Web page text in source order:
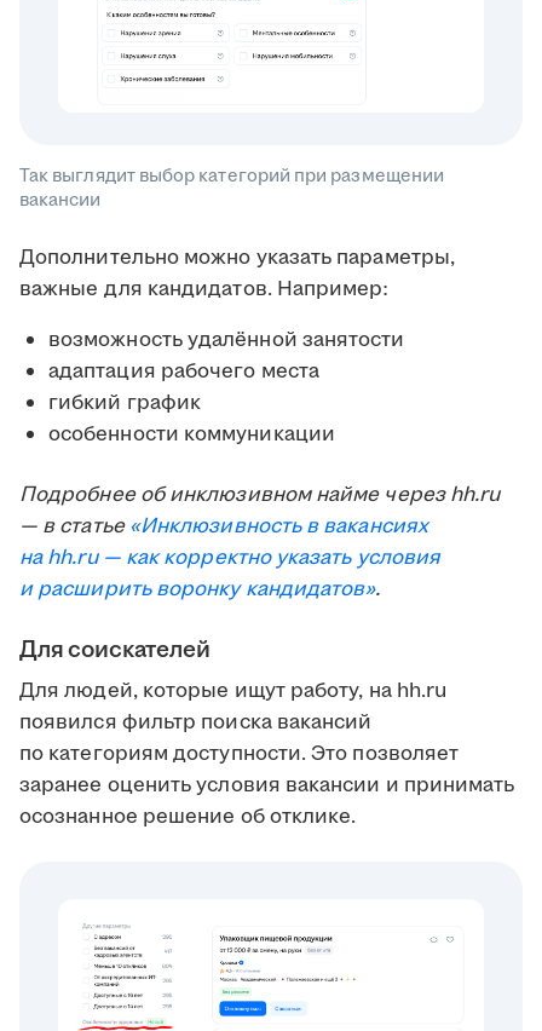
Так выглядит выбор категорий при размещении
вакансии
Дополнительно можно указать параметры,
важные для кандидатов. Например:
возможность удалённой занятости
адаптация рабочего места
гибкий график
особенности коммуникации
Подробнее об инклюзивном найме через hh.ru
— в статье«Инклюзивность в вакансиях
на hh.ru — как корректно указать условия
и расширить воронку кандидатов».
Для соискателей
Для людей, которые ищут работу, на hh.ru
появился фильтр поиска вакансий
по категориям доступности. Это позволяет
заранее оценить условия вакансии и принимать
осознанное решение об отклике.